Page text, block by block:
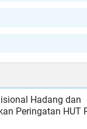
Hadang dan
Peringatan HUT